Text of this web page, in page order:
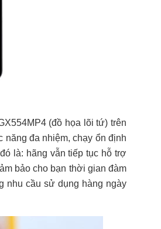
(đồ họa lõi tứ) trên
năng đa nhiệm, chạy ổn định
là: hãng vẫn tiếp tục hỗ trợ
bảo cho bạn thời gian đàm
nhu cầu sử dụng hàng ngày